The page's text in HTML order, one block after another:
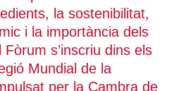
la sostenibilitat,
i la importància dels
s’inscriu dins els
Mundial de la
per la Cambra de